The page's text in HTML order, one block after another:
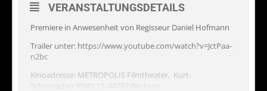
VERANSTALTUNGSDETAILS
Premiere in Anwesenheit von Regisseur Daniel Hofmann
Trailer unter: https://www.youtube.com/watch?v=JctPaa-
n2bc
Kinoadresse: METROPOLIS Filmtheater, Kurt-
Schumacher-Platz 13, 44787 Bochum